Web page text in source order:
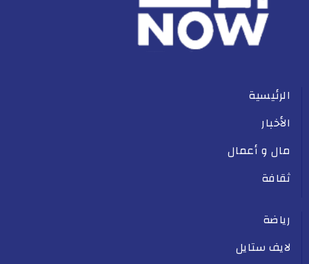
الرئيسية
الأخبار
مال و أعمال
ثقافة
رياضة
لايف ستايل